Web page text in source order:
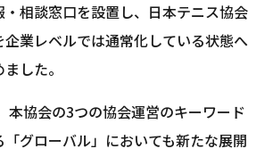
・相談窓口を設置し、日本テニス協会
企業レベルでは通常化している状態へ
した。
本協会の3つの協会運営のキーワード
「グローバル」においても新たな展開